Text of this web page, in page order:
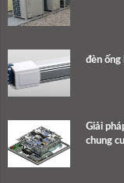
đèn ống
Giải
chung